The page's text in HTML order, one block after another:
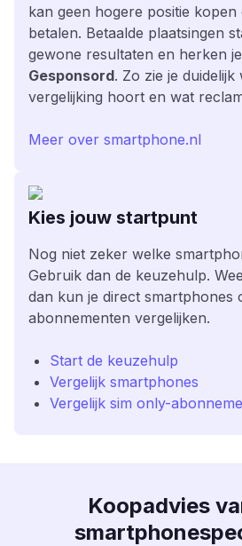
kan geen hogere positie
betalen. Betaalde plaatsingen
gewone resultaten en herken
Gesponsord. Zo zie je duidelijk
vergelijking hoort en wat
Meer over smartphone.nl
Kies jouw startpunt
Nog niet zeker welke
Gebruik dan de keuzehulp.
dan kun je direct smartphones
abonnementen vergelijken.
Start de keuzehulp
Vergelijk smartphones
Vergelijk sim only-
Koopadvies